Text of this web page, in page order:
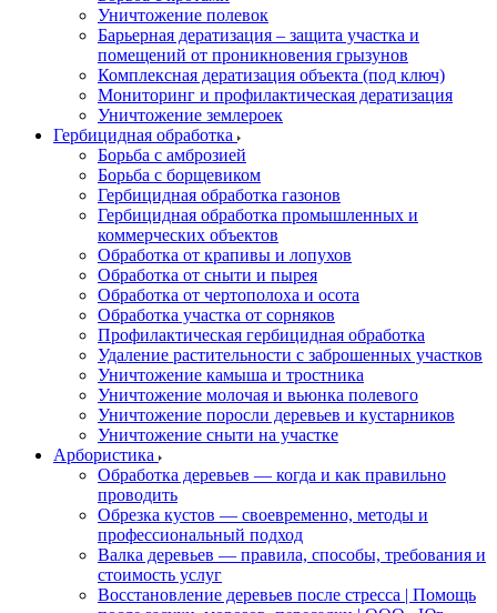
Уничтожение полевок
Барьерная дератизация – защита участка и
помещений от проникновения грызунов
Комплексная дератизация объекта (под ключ)
Мониторинг и профилактическая дератизация
Уничтожение землероек
Гербицидная обработка
Борьба с амброзией
Борьба с борщевиком
Гербицидная обработка газонов
Гербицидная обработка промышленных и
коммерческих объектов
Обработка от крапивы и лопухов
Обработка от сныти и пырея
Обработка от чертополоха и осота
Обработка участка от сорняков
Профилактическая гербицидная обработка
Удаление растительности с заброшенных участков
Уничтожение камыша и тростника
Уничтожение молочая и вьюнка полевого
Уничтожение поросли деревьев и кустарников
Уничтожение сныти на участке
Арбористика
Обработка деревьев — когда и как правильно
проводить
Обрезка кустов — своевременно, методы и
профессиональный подход
Валка деревьев — правила, способы, требования и
стоимость услуг
Восстановление деревьев после стресса | Помощь